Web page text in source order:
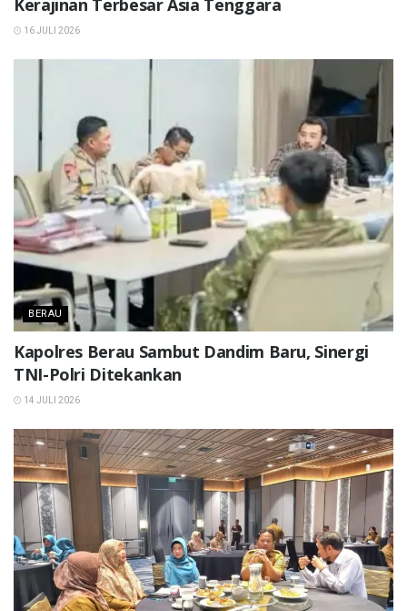
16 JULI 2026
BERAU
Kapolres Berau Sambut Dandim Baru, Sinergi
TNI-Polri Ditekankan
14 JULI 2026